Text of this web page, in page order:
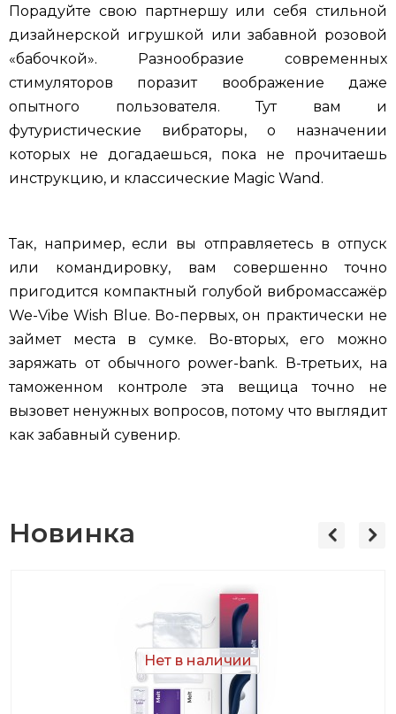
Порадуйте свою партнершу или себя стильной
дизайнерской игрушкой или забавной розовой
«бабочкой». Разнообразие современных
стимуляторов поразит воображение даже
опытного пользователя. Тут вам и
футуристические вибраторы, о назначении
которых не догадаешься, пока не прочитаешь
инструкцию, и классические Magic Wand.
Так, например, если вы отправляетесь в отпуск
или командировку, вам совершенно точно
пригодится компактный голубой вибромассажёр
We-Vibe Wish Blue. Во-первых, он практически не
займет места в сумке. Во-вторых, его можно
заряжать от обычного power-bank. В-третьих, на
таможенном контроле эта вещица точно не
вызовет ненужных вопросов, потому что выглядит
как забавный сувенир.
Новинка
Нет в наличии